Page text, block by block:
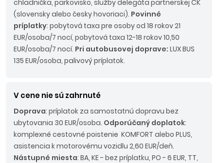
chladnička, parkovisko, služby delegáta partnerskej CK
(slovensky alebo česky hovoriaci). Povinné
príplatky: pobytová taxa pre osoby od 18 rokov 21
EUR/osoba/7 nocí, pobytová taxa 12-18 rokov 10,50
EUR/osoba/7 nocí. Pri autobusovej doprave: LUX BUS
135 EUR/osoba, palivový príplatok.
V cene nie sú zahrnuté
Doprava: príplatok za samostatnú dopravu bez
ubytovania 30 EUR/osoba. Odporúčaný doplatok:
komplexné cestovné poistenie KOMFORT alebo PLUS,
asistencia k motorovému vozidlu 2,60 EUR/deň.
Nástupné miesta: BA, KE - bez príplatku, PO - 6 EUR, TT,